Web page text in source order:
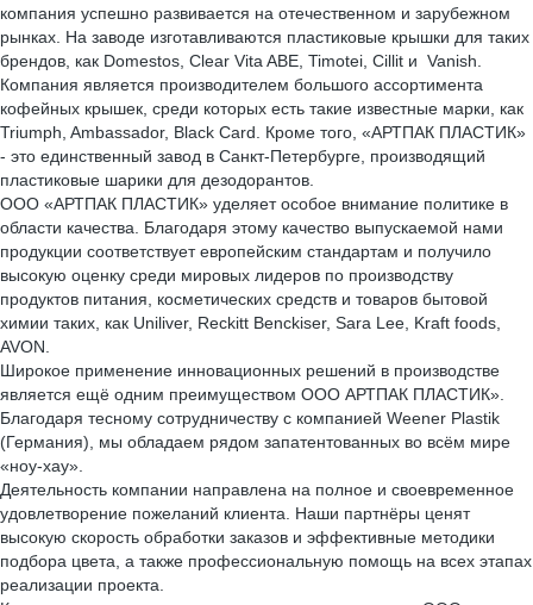
компания успешно развивается на отечественном и зарубежном
рынках. На заводе изготавливаются пластиковые крышки для таких
брендов, как Domestos, Clear Vita ABE, Timotei, Cillit и Vanish.
Компания является производителем большого ассортимента
кофейных крышек, среди которых есть такие известные марки, как
Triumph, Ambassador, Black Card. Кроме того, «АРТПАК ПЛАСТИК»
- это единственный завод в Санкт-Петербурге, производящий
пластиковые шарики для дезодорантов.
ООО «АРТПАК ПЛАСТИК» уделяет особое внимание политике в
области качества. Благодаря этому качество выпускаемой нами
продукции соответствует европейским стандартам и получило
высокую оценку среди мировых лидеров по производству
продуктов питания, косметических средств и товаров бытовой
химии таких, как Uniliver, Reckitt Benckiser, Sara Lee, Kraft foods,
AVON.
Широкое применение инновационных решений в производстве
является ещё одним преимуществом ООО АРТПАК ПЛАСТИК».
Благодаря тесному сотрудничеству с компанией Weener Plastik
(Германия), мы обладаем рядом запатентованных во всём мире
«ноу-хау».
Деятельность компании направлена на полное и своевременное
удовлетворение пожеланий клиента. Наши партнёры ценят
высокую скорость обработки заказов и эффективные методики
подбора цвета, а также профессиональную помощь на всех этапах
реализации проекта.